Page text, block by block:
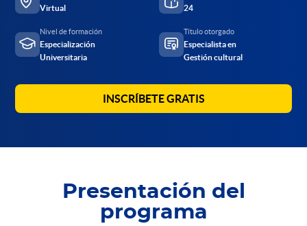
Virtual 24
Nivel de formación
Especialización
Universitaria
Título otorgado
Especialista en
Gestión cultural
INSCRÍBETE GRATIS
Presentación del
programa